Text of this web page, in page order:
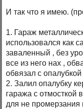
И так что я имею.
1. Гараж
использовался как
заваленный , без
все из него нах ,
обвязал с опалубкой
2. Залил опалубку
гаража с отмосткой
для не промерзания